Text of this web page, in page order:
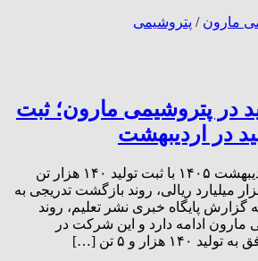
مارون / پتروشیمی
در پتروشیمی مارون؛ ثبت
پتروشیمی مارون در اردیبهشت ۱۴۰۵ با ثبت تولید ۱۴۰ هزار تن
و درآمد ۲۶.۶ هزار میلیارد ریالی، روند بازگشت تدریجی به
به گزارش پایگاه خبری نشر تعلیم، روند
مارون ادامه دارد و این شرکت در